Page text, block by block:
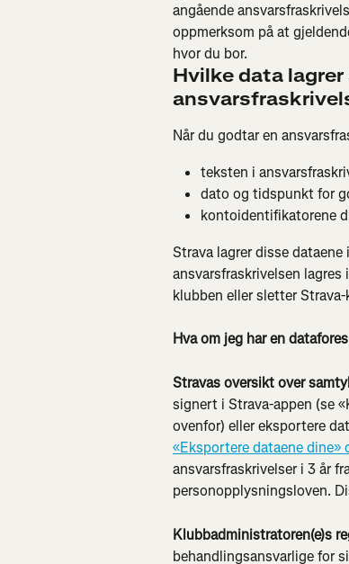
angående
oppmerksom på at
hvor du bor.
Hvilke data
Når du godtar en
teksten i
dato og tidspunkt for
kontoidentifikatorene
Strava lagrer disse
ansvarsfraskrivelsen
klubben eller sletter
Hva om jeg har en
Stravas oversikt over
signert i Strava-appen (se
ovenfor) eller eksportere
«Eksportere dataene dine»
ansvarsfraskrivelser i 3 år
personopplysningsloven.
Klubbadministratoren(e)s
behandlingsansvarlige for